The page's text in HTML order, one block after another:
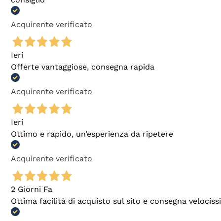
Acquirente verificato
Ieri
Offerte vantaggiose, consegna rapida
Acquirente verificato
Ieri
Ottimo e rapido, un’esperienza da ripetere
Acquirente verificato
2 Giorni Fa
Ottima facilità di acquisto sul sito e consegna